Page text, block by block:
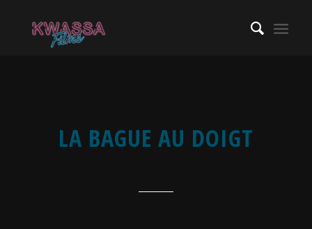
LA BAGUE AU DOIGT